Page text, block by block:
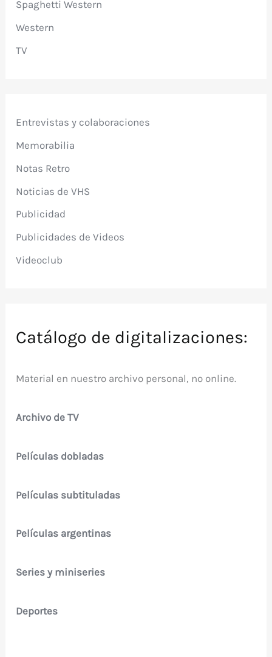
Spaghetti Western
Western
TV
Entrevistas y colaboraciones
Memorabilia
Notas Retro
Noticias de VHS
Publicidad
Publicidades de Videos
Videoclub
Catálogo de digitalizaciones:
Material en nuestro archivo personal, no online.
Archivo de TV
Películas dobladas
Películas subtituladas
Películas argentinas
Series y miniseries
Deportes